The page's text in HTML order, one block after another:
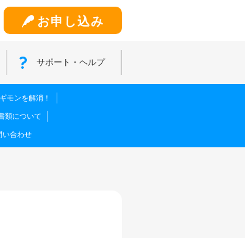
お申し込み
サポート・ヘルプ
モンを解消！
類について
い合わせ